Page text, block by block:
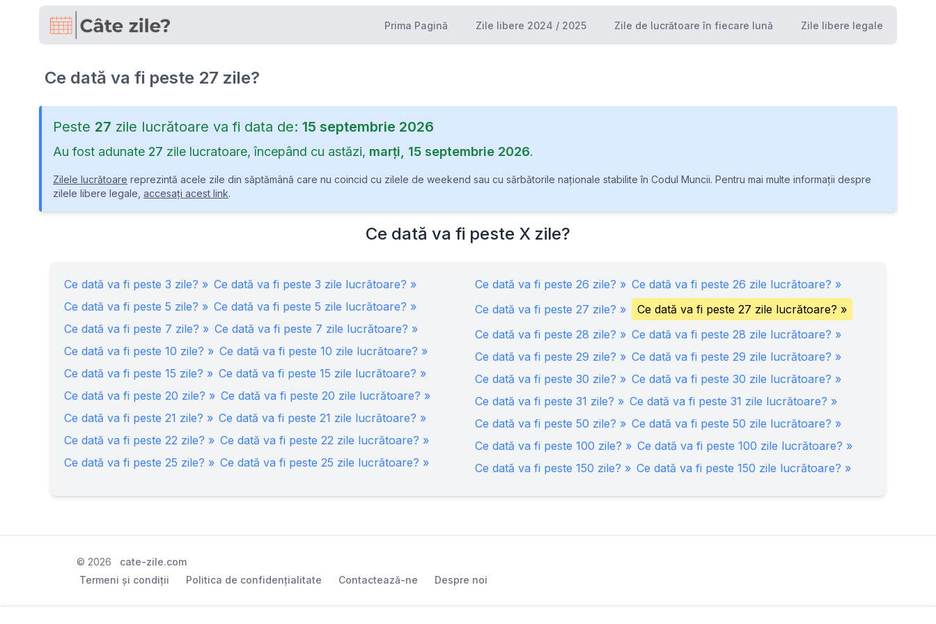
Prima Pagină Zile libere 2024 / 2025 Zile de lucrătoare în fiecare lună Zile libere legale
Ce dată va fi peste 27 zile?
Peste 27 zile lucrătoare va fi data de: 15 septembrie 2026
Au fost adunate 27 zile lucratoare, începând cu astăzi, marți, 15 septembrie 2026.
Zilele lucrătoare reprezintă acele zile din săptămână care nu coincid cu zilele de weekend sau cu sărbătorile naționale stabilite în Codul Muncii. Pentru mai multe informații despre
zilele libere legale, accesați acest link.
Ce dată va fi peste X zile?
Ce dată va fi peste 3 zile? » Ce dată va fi peste 3 zile lucrătoare? »
Ce dată va fi peste 5 zile? » Ce dată va fi peste 5 zile lucrătoare? »
Ce dată va fi peste 7 zile? » Ce dată va fi peste 7 zile lucrătoare? »
Ce dată va fi peste 10 zile? » Ce dată va fi peste 10 zile lucrătoare? »
Ce dată va fi peste 15 zile? » Ce dată va fi peste 15 zile lucrătoare? »
Ce dată va fi peste 20 zile? » Ce dată va fi peste 20 zile lucrătoare? »
Ce dată va fi peste 21 zile? » Ce dată va fi peste 21 zile lucrătoare? »
Ce dată va fi peste 22 zile? » Ce dată va fi peste 22 zile lucrătoare? »
Ce dată va fi peste 25 zile? » Ce dată va fi peste 25 zile lucrătoare? »
Ce dată va fi peste 26 zile? » Ce dată va fi peste 26 zile lucrătoare? »
Ce dată va fi peste 27 zile? » Ce dată va fi peste 27 zile lucrătoare? »
Ce dată va fi peste 28 zile? » Ce dată va fi peste 28 zile lucrătoare? »
Ce dată va fi peste 29 zile? » Ce dată va fi peste 29 zile lucrătoare? »
Ce dată va fi peste 30 zile? » Ce dată va fi peste 30 zile lucrătoare? »
Ce dată va fi peste 31 zile? » Ce dată va fi peste 31 zile lucrătoare? »
Ce dată va fi peste 50 zile? » Ce dată va fi peste 50 zile lucrătoare? »
Ce dată va fi peste 100 zile? » Ce dată va fi peste 100 zile lucrătoare? »
Ce dată va fi peste 150 zile? » Ce dată va fi peste 150 zile lucrătoare? »
© 2026
cate-zile.com
Termeni și condiții
Politica de confidențialitate Contactează-ne Despre noi